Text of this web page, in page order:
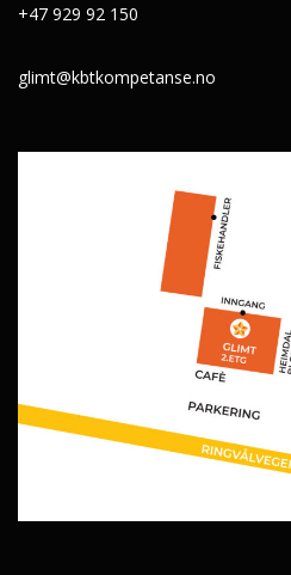
+47 929 92 150
glimt@kbtkompetanse.no